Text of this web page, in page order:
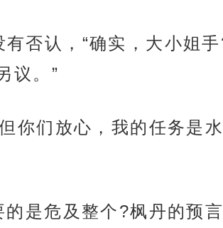
否认，“确实，大小姐
议。”
你们放心，我的任务是
是危及整个?枫丹的预